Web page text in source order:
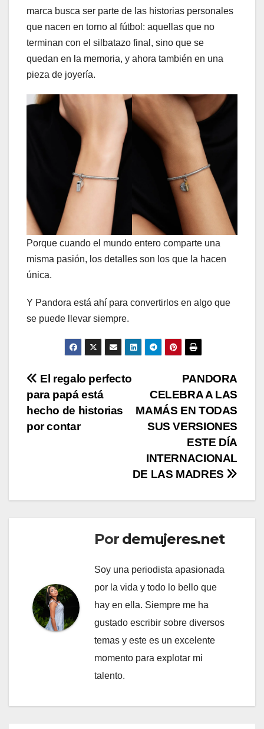
marca busca ser parte de las historias personales
que nacen en torno al fútbol: aquellas que no
terminan con el silbatazo final, sino que se
quedan en la memoria, y ahora también en una
pieza de joyería.
Porque cuando el mundo entero comparte una
misma pasión, los detalles son los que la hacen
única.
Y Pandora está ahí para convertirlos en algo que
se puede llevar siempre.
Navegación
de
entradas
PANDORA
CELEBRA A LAS
MAMÁS EN TODAS
SUS VERSIONES
ESTE DÍA
INTERNACIONAL
DE LAS MADRES
El regalo perfecto
para papá está
hecho de historias
por contar
Por demujeres.net
Soy una periodista apasionada
por la vida y todo lo bello que
hay en ella. Siempre me ha
gustado escribir sobre diversos
temas y este es un excelente
momento para explotar mi
talento.